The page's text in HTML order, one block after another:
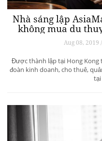
Nhà sáng lập
không mua du
Aug 08, 2019
Được thành lập tại Hong Kong
đoàn kinh doanh, cho thuê,
tại